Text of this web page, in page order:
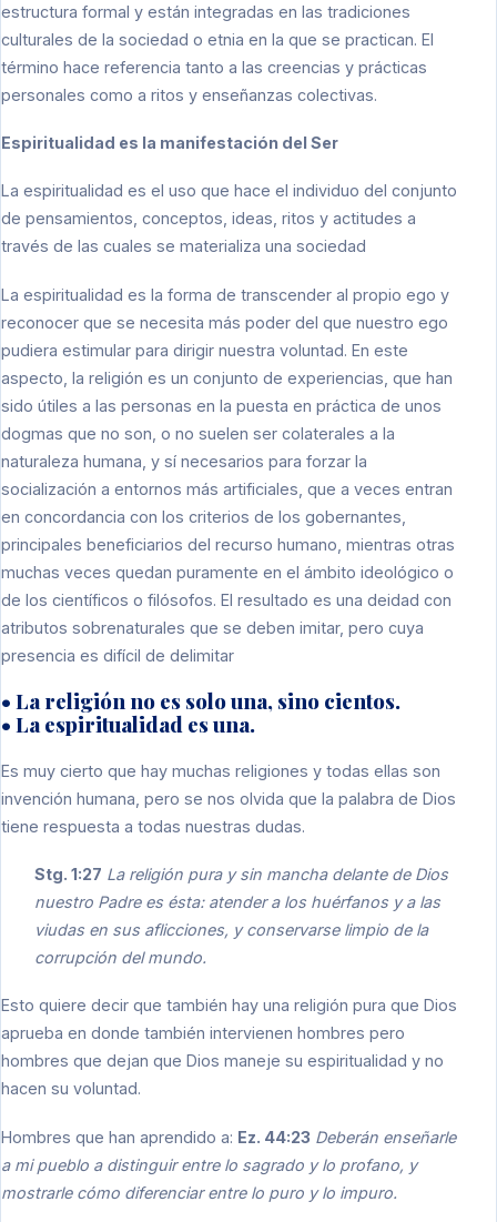
estructura formal y están integradas en las tradiciones
culturales de la sociedad o etnia en la que se practican. El
término hace referencia tanto a las creencias y prácticas
personales como a ritos y enseñanzas colectivas.
Espiritualidad es la manifestación del Ser
La espiritualidad es el uso que hace el individuo del conjunto
de pensamientos, conceptos, ideas, ritos y actitudes a
través de las cuales se materializa una sociedad
La espiritualidad es la forma de transcender al propio ego y
reconocer que se necesita más poder del que nuestro ego
pudiera estimular para dirigir nuestra voluntad. En este
aspecto, la religión es un conjunto de experiencias, que han
sido útiles a las personas en la puesta en práctica de unos
dogmas que no son, o no suelen ser colaterales a la
naturaleza humana, y sí necesarios para forzar la
socialización a entornos más artificiales, que a veces entran
en concordancia con los criterios de los gobernantes,
principales beneficiarios del recurso humano, mientras otras
muchas veces quedan puramente en el ámbito ideológico o
de los científicos o filósofos. El resultado es una deidad con
atributos sobrenaturales que se deben imitar, pero cuya
presencia es difícil de delimitar
• La religión no es solo una, sino cientos.
• La espiritualidad es una.
Es muy cierto que hay muchas religiones y todas ellas son
invención humana, pero se nos olvida que la palabra de Dios
tiene respuesta a todas nuestras dudas.
Stg. 1:27 La religión pura y sin mancha delante de Dios
nuestro Padre es ésta: atender a los huérfanos y a las
viudas en sus aflicciones, y conservarse limpio de la
corrupción del mundo.
Esto quiere decir que también hay una religión pura que Dios
aprueba en donde también intervienen hombres pero
hombres que dejan que Dios maneje su espiritualidad y no
hacen su voluntad.
Hombres que han aprendido a: Ez. 44:23 Deberán enseñarle
a mi pueblo a distinguir entre lo sagrado y lo profano, y
mostrarle cómo diferenciar entre lo puro y lo impuro.